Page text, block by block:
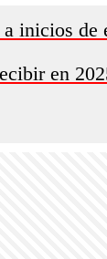
inicios de
en